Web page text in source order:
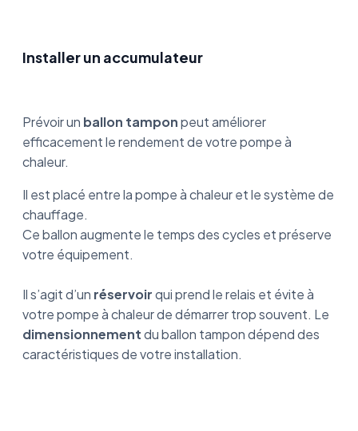
Installer un accumulateur
Prévoir un ballon tamponpeut améliorer
efficacement le rendement de votre pompe à
chaleur.
Il est placé entre la pompe à chaleur et le système de
chauffage.
Ce ballon augmente le temps des cycles et préserve
votre équipement.
Il s’agit d’un réservoirqui prend le relais et évite à
votre pompe à chaleur de démarrer trop souvent. Le
dimensionnementdu ballon tampon dépend des
caractéristiques de votre installation.